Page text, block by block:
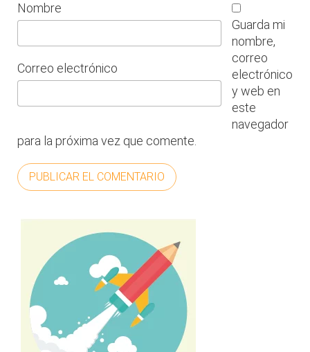
Nombre
Correo electrónico
Guarda mi
nombre,
correo
electrónico
y web en
este
navegador
para la próxima vez que comente.